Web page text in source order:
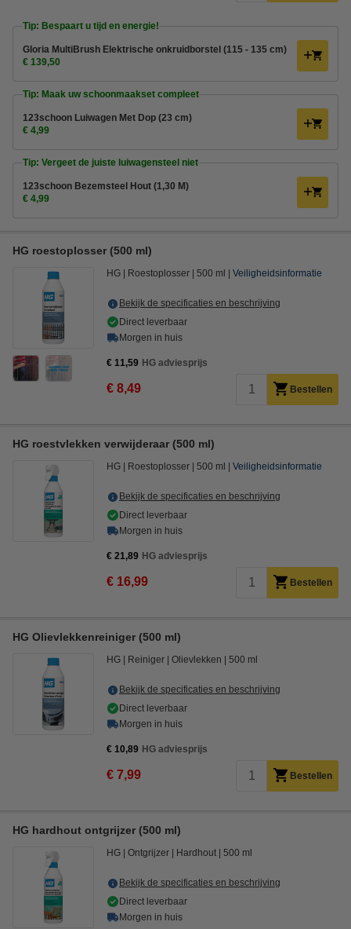
Tip: Bespaart u tijd en energie!
Gloria MultiBrush Elektrische onkruidborstel (115 - 135 cm)
€ 139,50
Tip: Maak uw schoonmaakset compleet
123schoon Luiwagen Met Dop (23 cm)
€ 4,99
Tip: Vergeet de juiste luiwagensteel niet
123schoon Bezemsteel Hout (1,30 M)
€ 4,99
HG roestoplosser (500 ml)
HG Roestoplosser 500 ml Veiligheidsinformatie
Bekijk de specificaties en beschrijving
Direct leverbaar
Morgen in huis
€ 11,59 HG adviesprijs
€ 8,49 Bestellen
HG roestvlekken verwijderaar (500 ml)
HG Roestoplosser 500 ml Veiligheidsinformatie
Bekijk de specificaties en beschrijving
Direct leverbaar
Morgen in huis
€ 21,89 HG adviesprijs
€ 16,99 Bestellen
HG Olievlekkenreiniger (500 ml)
HG Reiniger Olievlekken 500 ml
Bekijk de specificaties en beschrijving
Direct leverbaar
Morgen in huis
€ 10,89 HG adviesprijs
€ 7,99 Bestellen
HG hardhout ontgrijzer (500 ml)
HG Ontgrijzer Hardhout 500 ml
Bekijk de specificaties en beschrijving
Direct leverbaar
Morgen in huis